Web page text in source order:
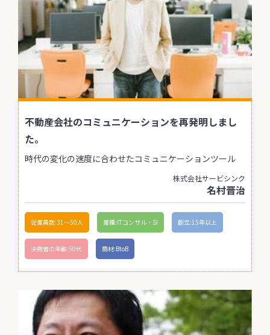
不動産会社のコミュニケーションを再発明しまし
た。
時代の変化の速度に合わせたコミュニケーションツール
株式会社サービシンク
名村晋治
従業員数:31〜50人 業種:ITコンサル・SI 創立:15年以上
決裁者の年齢:50代 商材:BtoB